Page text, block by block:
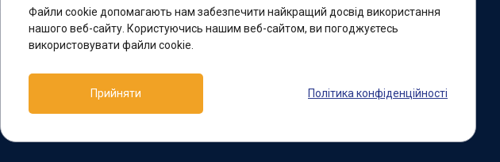
оферти
Facebook
Підтримка:
Telegram-бот
Файли cookie допомагають нам забезпечити найкращий досвід використання
нашого веб-сайту. Користуючись нашим веб-сайтом, ви погоджуєтесь
використовувати файли cookie.
Прийняти Політика конфіденційності